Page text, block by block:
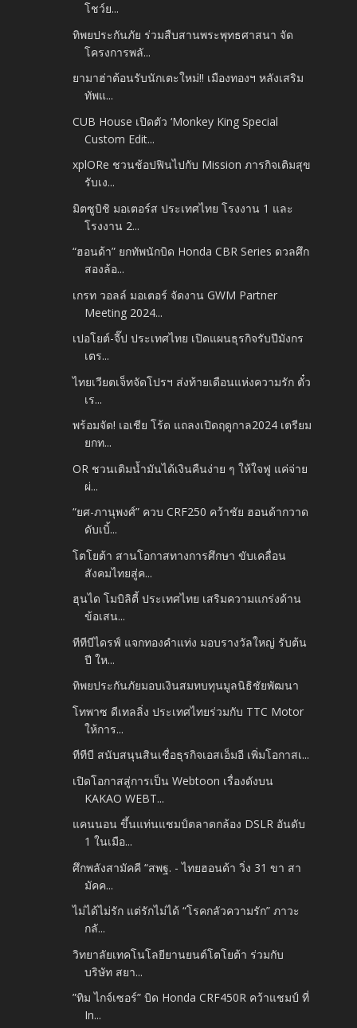
โชว์ย...
ทิพยประกันภัย ร่วมสืบสานพระพุทธศาสนา จัด
โครงการพลั...
ยามาฮ่าต้อนรับนักเตะใหม่!! เมืองทองฯ หลังเสริม
ทัพแ...
CUB House เปิดตัว ‘Monkey King Special
Custom Edit...
xplORe ชวนช้อปฟินไปกับ Mission ภารกิจเติมสุข
รับเง...
มิตซูบิชิ มอเตอร์ส ประเทศไทย โรงงาน 1 และ
โรงงาน 2...
“ฮอนด้า” ยกทัพนักบิด Honda CBR Series ดวลศึก
สองล้อ...
เกรท วอลล์ มอเตอร์ จัดงาน GWM Partner
Meeting 2024...
เปอโยต์-จี๊ป ประเทศไทย เปิดแผนธุรกิจรับปีมังกร
เตร...
ไทยเวียตเจ็ทจัดโปรฯ ส่งท้ายเดือนแห่งความรัก ตั๋ว
เร...
พร้อมจัด! เอเชีย โร้ด แถลงเปิดฤดูกาล2024 เตรียม
ยกท...
OR ชวนเติมน้ำมันได้เงินคืนง่าย ๆ ให้ใจฟู แค่จ่าย
ผ่...
“ยศ-ภานุพงศ์” ควบ CRF250 คว้าชัย ฮอนด้ากวาด
ดับเบิ้...
โตโยต้า สานโอกาสทางการศึกษา ขับเคลื่อน
สังคมไทยสู่ค...
ฮุนได โมบิลิตี้ ประเทศไทย เสริมความแกร่งด้าน
ข้อเสน...
ทีทีบีไดรฟ์ แจกทองคำแท่ง มอบรางวัลใหญ่ รับต้น
ปี ให...
ทิพยประกันภัยมอบเงินสมทบทุนมูลนิธิชัยพัฒนา
โทพาซ ดีเทลลิ่ง ประเทศไทยร่วมกับ TTC Motor
ให้การ...
ทีทีบี สนับสนุนสินเชื่อธุรกิจเอสเอ็มอี เพิ่มโอกาสเ...
เปิดโอกาสสู่การเป็น Webtoon เรื่องดังบน
KAKAO WEBT...
แคนนอน ขึ้นแท่นแชมป์ตลาดกล้อง DSLR อันดับ
1 ในเมือ...
ศึกพลังสามัคคี “สพฐ. - ไทยฮอนด้า วิ่ง 31 ขา สา
มัคค...
ไม่ได้ไม่รัก แต่รักไม่ได้ “โรคกลัวความรัก” ภาวะ
กลั...
วิทยาลัยเทคโนโลยียานยนต์โตโยต้า ร่วมกับ
บริษัท สยา...
”ทิม ไกจ์เซอร์” บิด Honda CRF450R คว้าแชมป์ ที่
In...